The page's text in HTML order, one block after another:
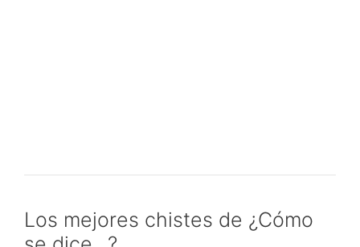
Los mejores chistes de ¿Cómo